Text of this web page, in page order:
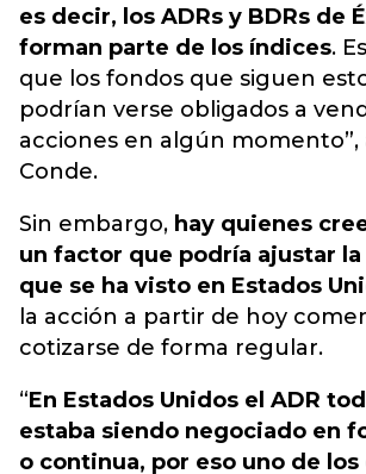
es decir, los ADRs y BDRs de
forman parte de los índices.
que los fondos que siguen
podrían verse obligados a
acciones en algún momento”,
Conde.
Sin embargo, hay quienes
un factor que podría ajustar
que se ha visto en Estados
la acción a partir de hoy
cotizarse de forma regular.
“En Estados Unidos el ADR
estaba siendo negociado en
o continua, por eso uno de los